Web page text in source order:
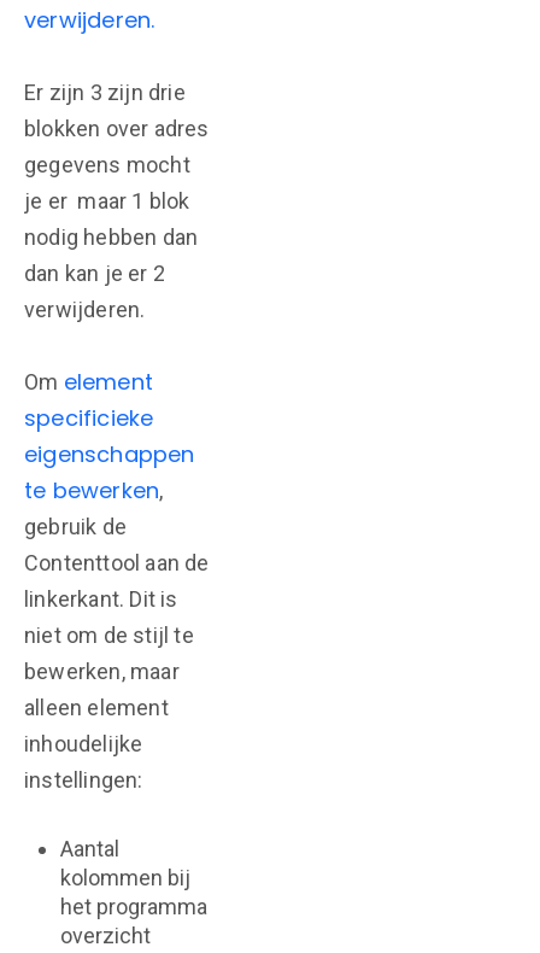
verwijderen.
Er zijn 3 zijn drie
blokken over adres
gegevens mocht
je er maar 1 blok
nodig hebben dan
dan kan je er 2
verwijderen.
Om element
specificieke
eigenschappen
te bewerken,
gebruik de
Contenttool aan de
linkerkant. Dit is
niet om de stijl te
bewerken, maar
alleen element
inhoudelijke
instellingen:
Aantal
kolommen bij
het programma
overzicht